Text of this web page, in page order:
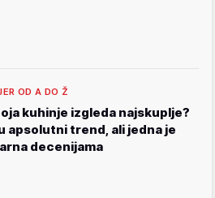
OD A DO Ž
kuhinje izgleda najskuplje?
apsolutni trend, ali jedna je
decenijama